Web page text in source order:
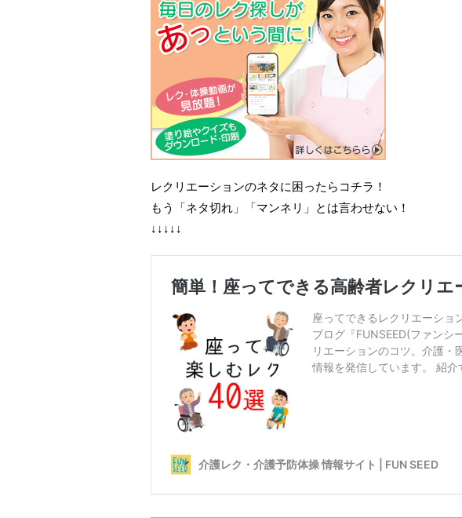
レクリエーションのネタに困ったらコチラ！
もう「ネタ切れ」「マンネリ」とは言わせない！
↓↓↓↓↓